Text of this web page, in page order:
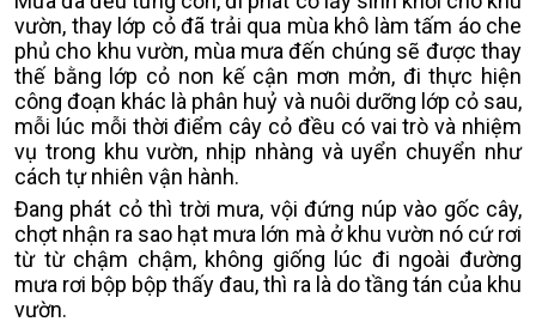
vườn, thay lớp cỏ đã trải qua mùa khô làm tấm áo che
phủ cho khu vườn, mùa mưa đến chúng sẽ được thay
thế bằng lớp cỏ non kế cận mơn mởn, đi thực hiện
công đoạn khác là phân huỷ và nuôi dưỡng lớp cỏ sau,
mỗi lúc mỗi thời điểm cây cỏ đều có vai trò và nhiệm
vụ trong khu vườn, nhịp nhàng và uyển chuyển như
cách tự nhiên vận hành.
Đang phát cỏ thì trời mưa, vội đứng núp vào gốc cây,
chợt nhận ra sao hạt mưa lớn mà ở khu vườn nó cứ rơi
từ từ chậm chậm, không giống lúc đi ngoài đường
mưa rơi bộp bộp thấy đau, thì ra là do tầng tán của khu
vườn.